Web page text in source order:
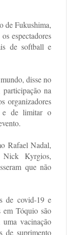
de Fukushima,
espectadores
de softball e
disse no
na
organizadores
e de limitar o
Rafael Nadal,
Nick Kyrgios,
que não
de covid-19 e
em Tóquio são
uma vacinação
de suprimento